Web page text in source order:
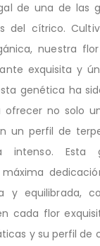
de una de las
del cítrico.
nuestra flor
exquisita y
genética ha
ofrecer no solo
un perfil de
intenso. Esta
y equilibrada,
cada flor
y su perfil de